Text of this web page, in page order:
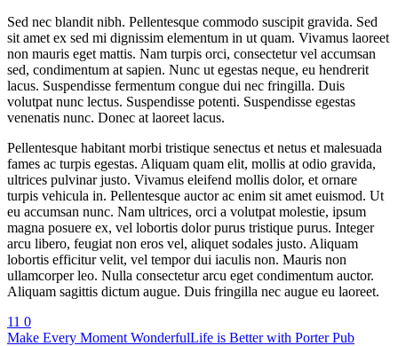
Sed nec blandit nibh. Pellentesque commodo suscipit gravida. Sed
sit amet ex sed mi dignissim elementum in ut quam. Vivamus laoreet
non mauris eget mattis. Nam turpis orci, consectetur vel accumsan
sed, condimentum at sapien. Nunc ut egestas neque, eu hendrerit
lacus. Suspendisse fermentum congue dui nec fringilla. Duis
volutpat nunc lectus. Suspendisse potenti. Suspendisse egestas
venenatis nunc. Donec at laoreet lacus.
Pellentesque habitant morbi tristique senectus et netus et malesuada
fames ac turpis egestas. Aliquam quam elit, mollis at odio gravida,
ultrices pulvinar justo. Vivamus eleifend mollis dolor, et ornare
turpis vehicula in. Pellentesque auctor ac enim sit amet euismod. Ut
eu accumsan nunc. Nam ultrices, orci a volutpat molestie, ipsum
magna posuere ex, vel lobortis dolor purus tristique purus. Integer
arcu libero, feugiat non eros vel, aliquet sodales justo. Aliquam
lobortis efficitur velit, vel tempor dui iaculis non. Mauris non
ullamcorper leo. Nulla consectetur arcu eget condimentum auctor.
Aliquam sagittis dictum augue. Duis fringilla nec augue eu laoreet.
11 0
Make Every Moment WonderfulLife is Better with Porter Pub